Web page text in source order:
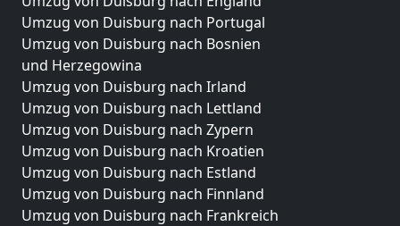
Umzug von Duisburg nach Portugal
Umzug von Duisburg nach Bosnien
und Herzegowina
Umzug von Duisburg nach Irland
Umzug von Duisburg nach Lettland
Umzug von Duisburg nach Zypern
Umzug von Duisburg nach Kroatien
Umzug von Duisburg nach Estland
Umzug von Duisburg nach Finnland
Umzug von Duisburg nach Frankreich